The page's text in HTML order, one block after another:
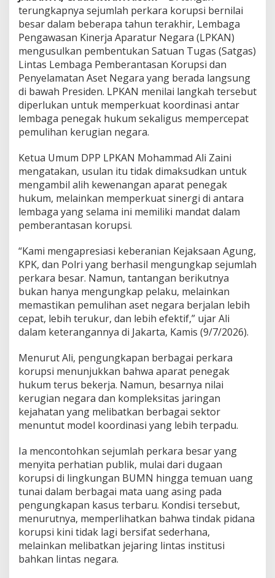
A
N
U
s
u
l
k
a
n
S
a
t
s
L
i
n
t
a
s
e
m
a
g
a
d
i
B
w
a
h
P
r
e
s
d
e
n
terungkapnya sejumlah perkara korupsi bernilai
besar dalam beberapa tahun terakhir, Lembaga
Pengawasan Kinerja Aparatur Negara (LPKAN)
mengusulkan pembentukan Satuan Tugas (Satgas)
Lintas Lembaga Pemberantasan Korupsi dan
Penyelamatan Aset Negara yang berada langsung
di bawah Presiden. LPKAN menilai langkah tersebut
diperlukan untuk memperkuat koordinasi antar
lembaga penegak hukum sekaligus mempercepat
pemulihan kerugian negara.
Ketua Umum DPP LPKAN Mohammad Ali Zaini
mengatakan, usulan itu tidak dimaksudkan untuk
mengambil alih kewenangan aparat penegak
hukum, melainkan memperkuat sinergi di antara
lembaga yang selama ini memiliki mandat dalam
pemberantasan korupsi.
“Kami mengapresiasi keberanian Kejaksaan Agung,
KPK, dan Polri yang berhasil mengungkap sejumlah
perkara besar. Namun, tantangan berikutnya
bukan hanya mengungkap pelaku, melainkan
memastikan pemulihan aset negara berjalan lebih
cepat, lebih terukur, dan lebih efektif,” ujar Ali
dalam keterangannya di Jakarta, Kamis (9/7/2026).
Menurut Ali, pengungkapan berbagai perkara
korupsi menunjukkan bahwa aparat penegak
hukum terus bekerja. Namun, besarnya nilai
kerugian negara dan kompleksitas jaringan
kejahatan yang melibatkan berbagai sektor
menuntut model koordinasi yang lebih terpadu.
Ia mencontohkan sejumlah perkara besar yang
menyita perhatian publik, mulai dari dugaan
korupsi di lingkungan BUMN hingga temuan uang
tunai dalam berbagai mata uang asing pada
pengungkapan kasus terbaru. Kondisi tersebut,
menurutnya, memperlihatkan bahwa tindak pidana
korupsi kini tidak lagi bersifat sederhana,
melainkan melibatkan jejaring lintas institusi
bahkan lintas negara.